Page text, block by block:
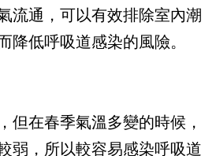
流通，可以有效排除室內潮
降低呼吸道感染的風險。
但在春季氣溫多變的時候，
弱，所以較容易感染呼吸道